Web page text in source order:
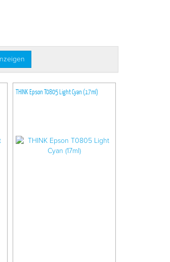
THINK Epson T0805 Light Cyan (17ml)